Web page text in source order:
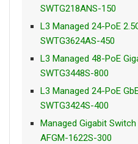
SWTG218ANS-150
L3 Managed 24-PoE
SWTG3624AS-450
L3 Managed 48-PoE
SWTG3448S-800
L3 Managed 24-PoE
SWTG3424S-400
Managed Gigabit
AFGM-1622S-300